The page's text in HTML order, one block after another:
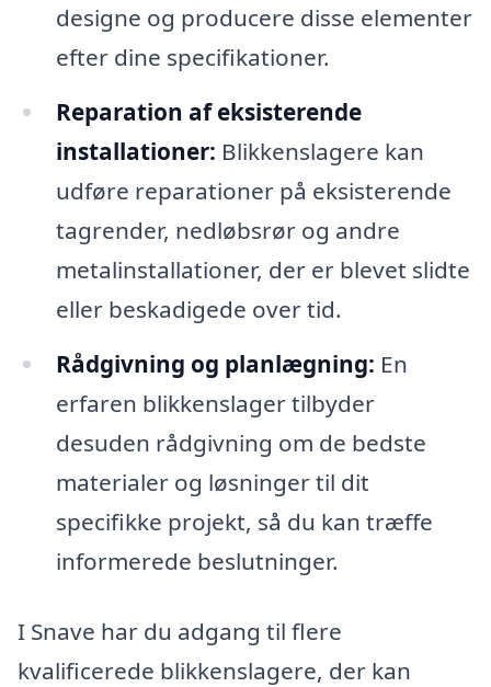
designe og producere disse elementer
efter dine specifikationer.
Reparation af eksisterende
installationer: Blikkenslagere kan
udføre reparationer på eksisterende
tagrender, nedløbsrør og andre
metalinstallationer, der er blevet slidte
eller beskadigede over tid.
Rådgivning og planlægning: En
erfaren blikkenslager tilbyder
desuden rådgivning om de bedste
materialer og løsninger til dit
specifikke projekt, så du kan træffe
informerede beslutninger.
I Snave har du adgang til flere
kvalificerede blikkenslagere, der kan